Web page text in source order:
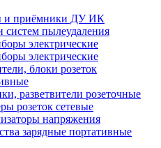
и приёмники ДУ ИК
систем пылеудаления
электрические
электрические
блоки розеток
разветвители розеточные
розеток сетевые
напряжения
зарядные портативные